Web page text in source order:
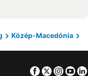
Közép-Macedónia
Facebook
Twitter